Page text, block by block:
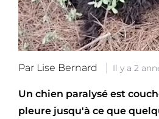
Par Lise Bernard Il y a 2
Un chien paralysé est
pleure jusqu'à ce que